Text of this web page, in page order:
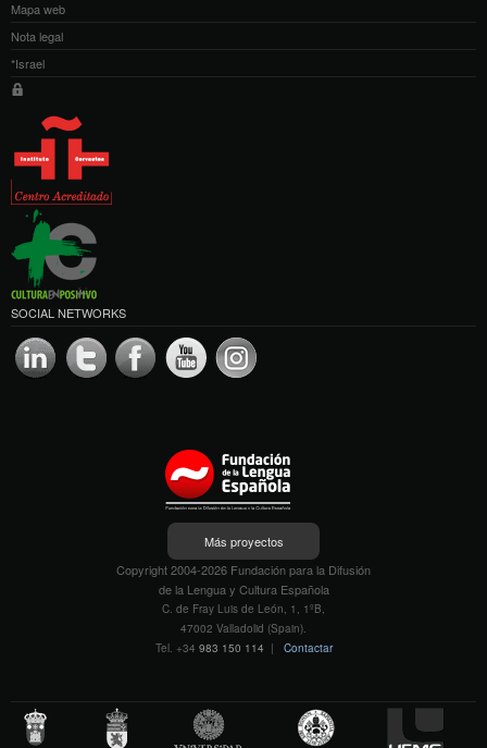
Mapa web
Nota legal
*Israel
SOCIAL NETWORKS
Más proyectos
Copyright 2004-2026 Fundación para la Difusión
de la Lengua y Cultura Española
C. de Fray Luis de León, 1, 1ºB,
47002 Valladolid (Spain).
Tel. +34 983 150 114 | Contactar